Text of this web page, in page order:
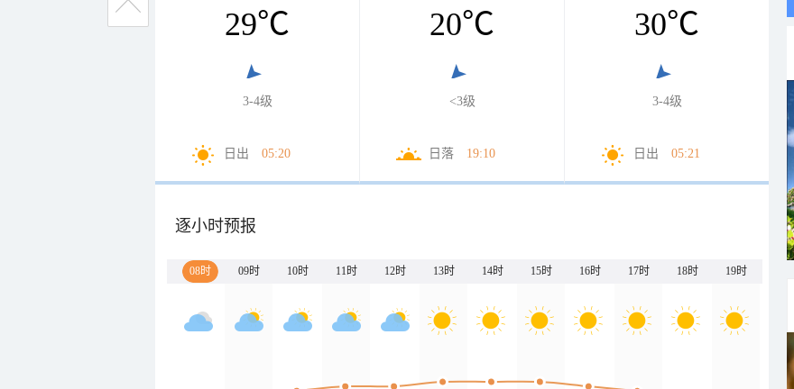
29℃
3-4级
日出 05:20
20℃
<3级
日落 19:10
30℃
3-4级
日出 05:21
逐小时预报
08时 09时 10时 11时 12时 13时 14时 15时 16时 17时 18时 19时